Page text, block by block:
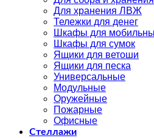
Для хранения ЛВЖ
Тележки для денег
Шкафы для
Шкафы для сумок
Ящики для ветоши
Ящики для песка
Универсальные
Модульные
Оружейные
Пожарные
Офисные
Стеллажи